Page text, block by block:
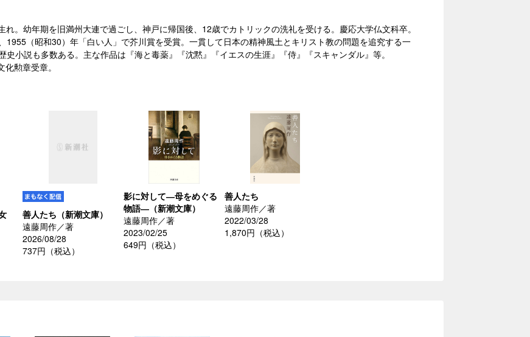
れ。幼年期を旧満州大連で過ごし、神戸に帰国後、12歳でカトリックの洗礼を受ける。慶応大学仏文科卒。
1955（昭和30）年「白い人」で芥川賞を受賞。一貫して日本の精神風土とキリスト教の問題を追究する一
史小説も多数ある。主な作品は『海と毒薬』『沈黙』『イエスの生涯』『侍』『スキャンダル』等。
勲章受章。
善人たち（新潮文庫）
遠藤周作／著
2026/08/28
737円（税込）
影に対して―母をめぐる
物語―（新潮文庫）
遠藤周作／著
2023/02/25
649円（税込）
善人たち
遠藤周作／著
2022/03/28
1,870円（税込）